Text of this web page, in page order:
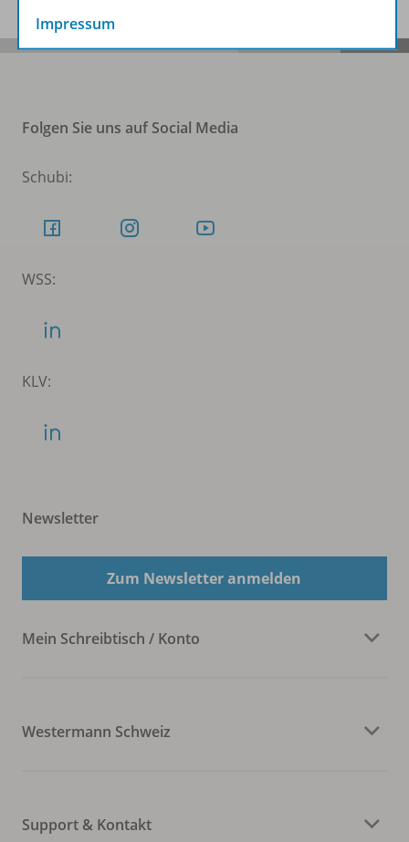
Folgen Sie uns auf Social Media
Schubi:
WSS:
KLV:
Newsletter
Zum Newsletter anmelden
Mein Schreibtisch / Konto
Westermann Schweiz
Support & Kontakt
Impressum